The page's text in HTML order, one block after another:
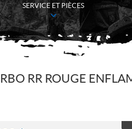
SERVICE ET PIÈCES
RR ROUGE